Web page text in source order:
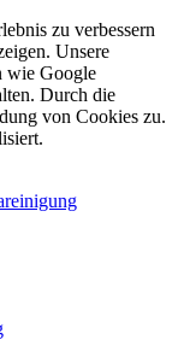
zu verbessern
Unsere
wie Google
Durch die
von Cookies zu.